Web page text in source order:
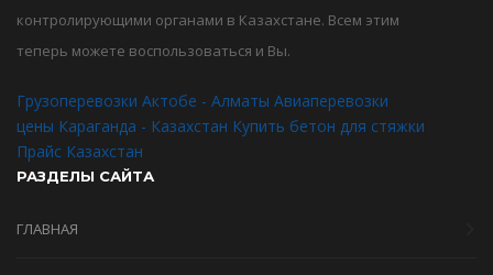
контролирующими органами в Казахстане. Всем этим
теперь можете воспользоваться и Вы.
Грузоперевозки Актобе - Алматы Авиаперевозки
цены Караганда - Казахстан Купить бетон для стяжки
Прайс Казахстан
РАЗДЕЛЫ САЙТА
ГЛАВНАЯ